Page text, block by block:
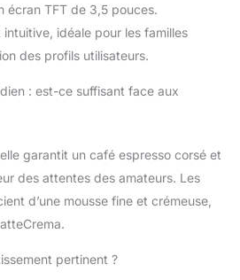
écran TFT de 3,5 pouces.
intuitive, idéale pour les familles
des profils utilisateurs.
: est-ce suffisant face aux
garantit un café espresso corsé et
des attentes des amateurs. Les
d’une mousse fine et crémeuse,
pertinent ?